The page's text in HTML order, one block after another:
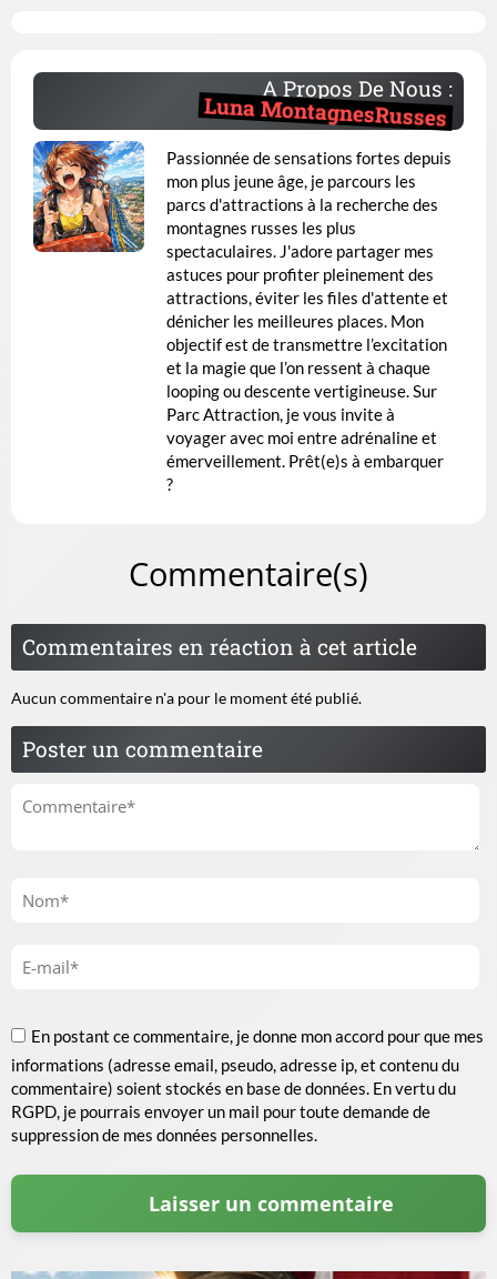
A Propos De Nous :
Luna MontagnesRusses
Passionnée de sensations fortes depuis
mon plus jeune âge, je parcours les
parcs d'attractions à la recherche des
montagnes russes les plus
spectaculaires. J'adore partager mes
astuces pour profiter pleinement des
attractions, éviter les files d'attente et
dénicher les meilleures places. Mon
objectif est de transmettre l’excitation
et la magie que l’on ressent à chaque
looping ou descente vertigineuse. Sur
Parc Attraction, je vous invite à
voyager avec moi entre adrénaline et
émerveillement. Prêt(e)s à embarquer
?
Commentaire(s)
Commentaires en réaction à cet article
Aucun commentaire n'a pour le moment été publié.
Poster un commentaire
En postant ce commentaire, je donne mon accord pour que mes
informations (adresse email, pseudo, adresse ip, et contenu du
commentaire) soient stockés en base de données. En vertu du
RGPD, je pourrais envoyer un mail pour toute demande de
suppression de mes données personnelles.